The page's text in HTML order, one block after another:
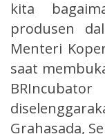
kita
produsen
Menteri
saat
Grahasada,